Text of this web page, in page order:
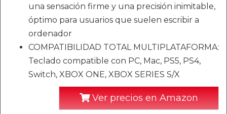
una sensación firme y una precisión inimitable,
óptimo para usuarios que suelen escribir a
ordenador
COMPATIBILIDAD TOTAL MULTIPLATAFORMA:
Teclado compatible con PC, Mac, PS5, PS4,
Switch, XBOX ONE, XBOX SERIES S/X
Ver precios en Amazon